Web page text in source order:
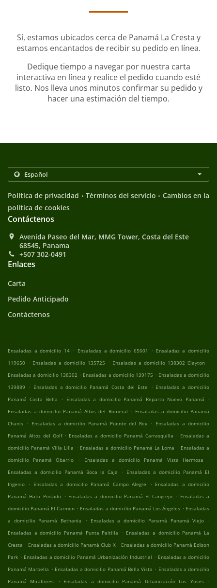
Sí, estamos ubicados cerca de Panamá La Cresta y
estamos encantados de recibir su pedido en línea.
Dedique tiempo a navegar por nuestra carta
interactiva en línea y realice el pedido cuando esté
listo. Nos lleva unos minutos confirmar su pedido y
hacer una estimación del tiempo.
Política de privacidad . Términos del servicio . Cambios en la
política de cookies
Contáctenos
Avenida Paseo del Mar, MMG Tower, Costa del Este
68545, Panama
+507 302-0491
Enlaces
Carta
Pedido Anticipado
Contáctenos
Ensaladas a domicilio 14 . Ensaladas a domicilio 65601 . Ensaladas a domicilio
119650 . Ensaladas a domicilio 135725 . Ensaladas a domicilio 138302 Clayton .
Ensaladas a domicilio 138302 . Ensaladas a domicilio 139175 . Ensaladas a domicilio
139889
. Ensaladas a domicilio Panamá Costa del Este . Ensaladas a domicilio
Panamá Costa Bella
. Ensaladas a domicilio Panamá Reparto Nuevo Panamá
.
Ensaladas a domicilio Panamá Altos del Romeral . Ensaladas a domicilio Panamá
Chanis . Ensaladas a domicilio Panamá Puente del Rey . Ensaladas a domicilio
Panamá Altos del Golf . Ensaladas a domicilio Panamá Carrasquilla . Ensaladas a
domicilio Panamá Villa Lilla . Ensaladas a domicilio Panamá La Loma . Ensaladas a
domicilio Panamá Obarrio
. Ensaladas a domicilio Panamá Vista Hermosa
.
Ensaladas a domicilio Panamá Boca la Caja
. Ensaladas a domicilio Panamá El
Ingenio
. Ensaladas a domicilio Panamá Campo Alegre . Ensaladas a domicilio
Panamá Hato Pintado . Ensaladas a domicilio Panamá El Cangrejo . Ensaladas a
domicilio Panamá El Carmen . Ensaladas a domicilio Panamá Los Ángeles . Ensaladas
a domicilio Panamá Bethania
. Ensaladas a domicilio Panamá Panamá Viejo
.
Ensaladas a domicilio Panamá Punta Paitilla
. Ensaladas a domicilio Panamá La
Cresta . Ensaladas a domicilio Panamá Club X . Ensaladas a domicilio Panamá Edison
Park . Ensaladas a domicilio Panamá Urbanización Industrial . Ensaladas a domicilio
Panamá Marbella . Ensaladas a domicilio Panamá Bella Vista . Ensaladas a domicilio
Panamá Miraflores
. Ensaladas a domicilio Panamá Urbanización Los Yoses
.